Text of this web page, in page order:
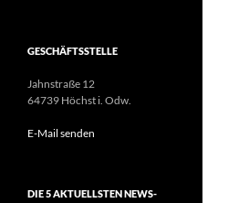
GESCHÄFTSSTELLE
Jahnstraße 12
64739 Höchst i. Odw.
E-Mail senden
DIE 5 AKTUELLSTEN NEWS-